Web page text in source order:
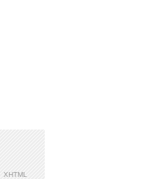
XHTML